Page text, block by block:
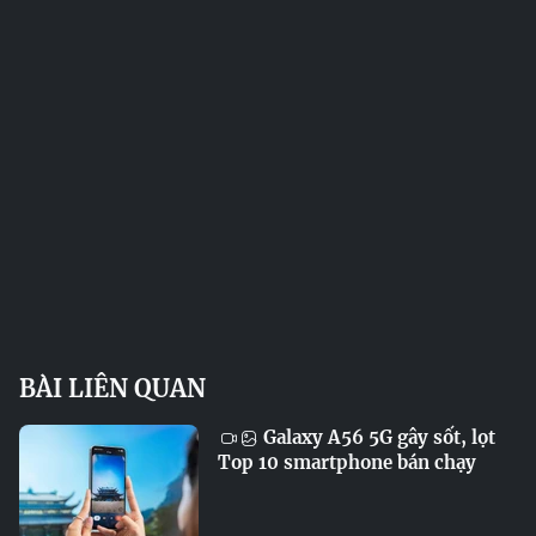
BÀI LIÊN QUAN
Galaxy A56 5G gây sốt, lọt
Top 10 smartphone bán chạy